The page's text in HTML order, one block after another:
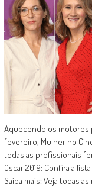
Aquecendo os motores
fevereiro, Mulher no
todas as profissionais
Oscar 2019: Confira a
Saiba mais: Veja todas